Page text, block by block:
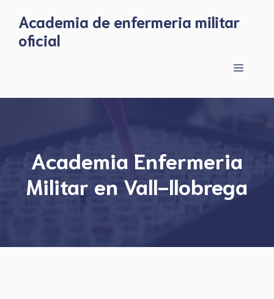
content
Academia de enfermeria militar
oficial
Menu
Academia Enfermeria
Militar en Vall-llobrega